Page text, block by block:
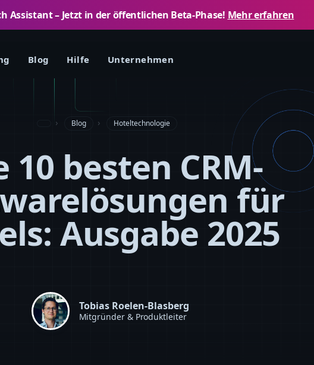
Assistant – ​​Jetzt in der öffentlichen Beta-Phase! Mehr erfahren
Blog Hilfe Unternehmen
Blog Hoteltechnologie
10 besten CRM-
für
Ausgabe 2025
Tobias Roelen-Blasberg
Mitgründer & Produktleiter